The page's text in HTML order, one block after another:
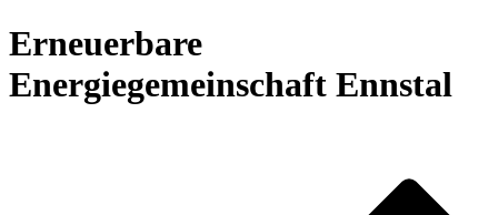
Erneuerbare
Energiegemeinschaft Ennstal